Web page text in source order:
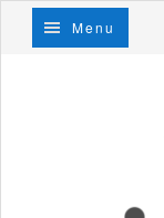
Menu